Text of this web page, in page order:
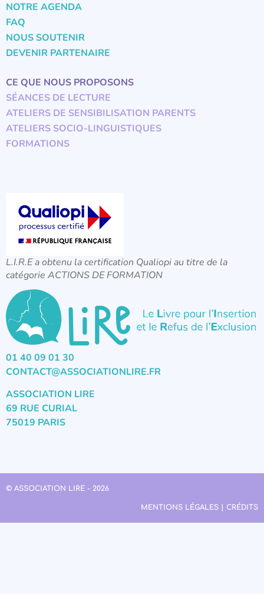
NOTRE AGENDA
FAQ
NOUS SOUTENIR
DEVENIR PARTENAIRE
CE QUE NOUS PROPOSONS
SÉANCES DE LECTURE
ATELIERS DE SENSIBILISATION PARENTS
ATELIERS SOCIO-LINGUISTIQUES
FORMATIONS
L.I.R.E a obtenu la certification Qualiopi au titre de la
catégorie ACTIONS DE FORMATION
01 40 09 01 30
CONTACT@ASSOCIATIONLIRE.FR
ASSOCIATION LIRE
69 RUE CURIAL
75019 PARIS
© ASSOCIATION LIRE - 2026
MENTIONS LÉGALES | CRÉDITS